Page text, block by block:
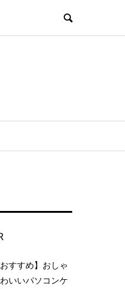
おすすめ】おしゃ
いいパソコンケ